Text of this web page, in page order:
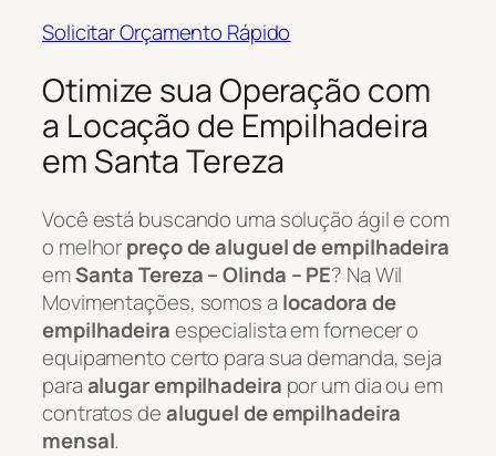
Solicitar Orçamento Rápido
Otimize sua Operação com
a Locação de Empilhadeira
em Santa Tereza
Você está buscando uma solução ágil e com
o melhorpreço de aluguel de empilhadeira
emSanta Tereza – Olinda – PE? Na Wil
Movimentações, somos a locadora de
empilhadeiraespecialista em fornecer o
equipamento certo para sua demanda, seja
paraalugar empilhadeira por um dia ou em
contratos dealuguel de empilhadeira
mensal.